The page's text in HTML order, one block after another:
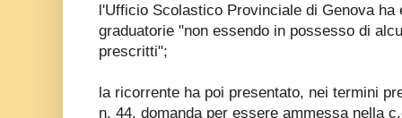
l'Ufficio Scolastico Provinciale di Genova
graduatorie "non essendo in possesso di
prescritti";
la ricorrente ha poi presentato, nei termini
n. 44, domanda per essere ammessa nella